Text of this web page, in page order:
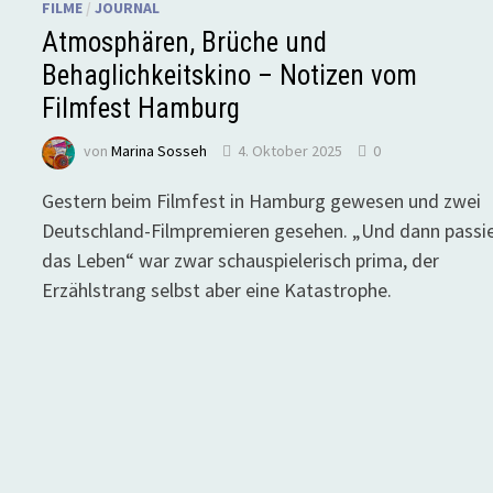
FILME /JOURNAL
Atmosphären, Brüche und
Behaglichkeitskino – Notizen vom
Filmfest Hamburg
vonMarina Sosseh 4. Oktober 2025 0
Gestern beim Filmfest in Hamburg gewesen und zwei
Deutschland-Filmpremieren gesehen. „Und dann
das Leben“ war zwar schauspielerisch prima, der
Erzählstrang selbst aber eine Katastrophe.